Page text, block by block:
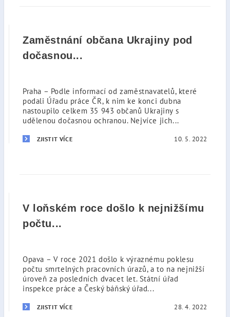
Zaměstnání občana Ukrajiny pod
dočasnou...
Praha – Podle informací od zaměstnavatelů, které
podali Úřadu práce ČR, k nim ke konci dubna
nastoupilo celkem 35 943 občanů Ukrajiny s
udělenou dočasnou ochranou. Nejvíce jich...
ZJISTIT VÍCE 10. 5. 2022
V loňském roce došlo k nejnižšímu
počtu...
Opava – V roce 2021 došlo k výraznému poklesu
počtu smrtelných pracovních úrazů, a to na nejnižší
úroveň za posledních dvacet let. Státní úřad
inspekce práce a Český báňský úřad...
ZJISTIT VÍCE 28. 4. 2022